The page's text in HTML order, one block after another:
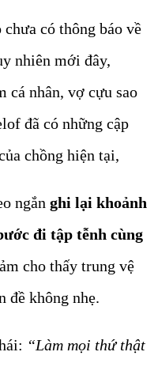
có thông báo về
nhiên mới đây,
cá nhân, vợ cựu sao
đã có những cập
chồng hiện tại,
ngắn ghi lại khoảnh
đi tập tễnh cùng
cho thấy trung vệ
đề không nhẹ.
“Làm mọi thứ thật